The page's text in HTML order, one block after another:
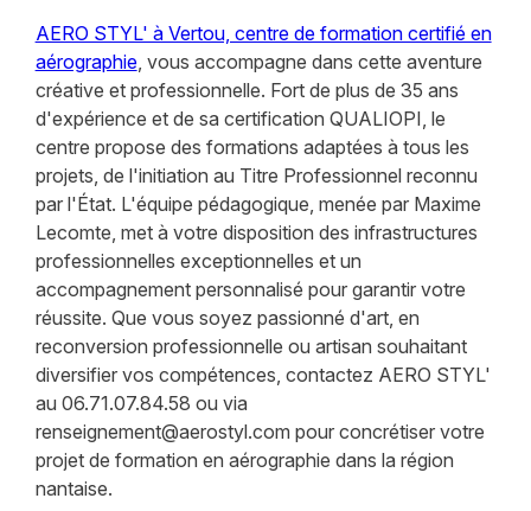
AERO STYL' à Vertou, centre de formation certifié en
aérographie, vous accompagne dans cette aventure
créative et professionnelle. Fort de plus de 35 ans
d'expérience et de sa certification QUALIOPI, le
centre propose des formations adaptées à tous les
projets, de l'initiation au Titre Professionnel reconnu
par l'État. L'équipe pédagogique, menée par Maxime
Lecomte, met à votre disposition des infrastructures
professionnelles exceptionnelles et un
accompagnement personnalisé pour garantir votre
réussite. Que vous soyez passionné d'art, en
reconversion professionnelle ou artisan souhaitant
diversifier vos compétences, contactez AERO STYL'
au 06.71.07.84.58 ou via
renseignement@aerostyl.com pour concrétiser votre
projet de formation en aérographie dans la région
nantaise.